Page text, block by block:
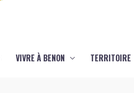
VIVRE À BENON TERRITOIRE